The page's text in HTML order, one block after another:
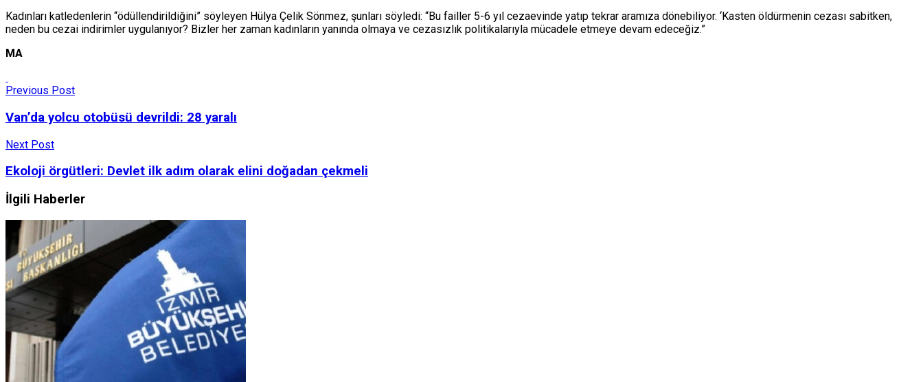
Kadınları katledenlerin “ödüllendirildiğini” söyleyen Hülya Çelik Sönmez, şunları söyledi: “Bu failler 5-6 yıl cezaevinde yatıp tekrar aramıza dönebiliyor. ‘Kasten öldürmenin cezası sabitken,
neden bu cezai indirimler uygulanıyor? Bizler her zaman kadınların yanında olmaya ve cezasızlık politikalarıyla mücadele etmeye devam edeceğiz.”
MA
Previous Post
Van’da yolcu otobüsü devrildi: 28 yaralı
Next Post
Ekoloji örgütleri: Devlet ilk adım olarak elini doğadan çekmeli
İlgili Haberler